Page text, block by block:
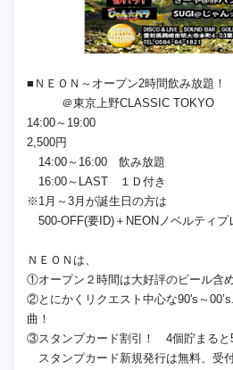
■ＮＥＯＮ～オープン2時間飲み放題！
＠東京上野CLASSIC TOKYO
14:00～19:00
2,500円
14:00～16:00 飲み放題
16:00～LAST １Ｄ付き
※1月～3月が誕生日の方は
500-OFF(要ID)＋NEONノベルティプ
ＮＥＯＮは、
①オープン２時間は大好評のビール含
②とにかくリクエスト中心な90's～
曲！
③スタンプカード割引！ 4個貯まると
スタンプカード新規発行は無料、受